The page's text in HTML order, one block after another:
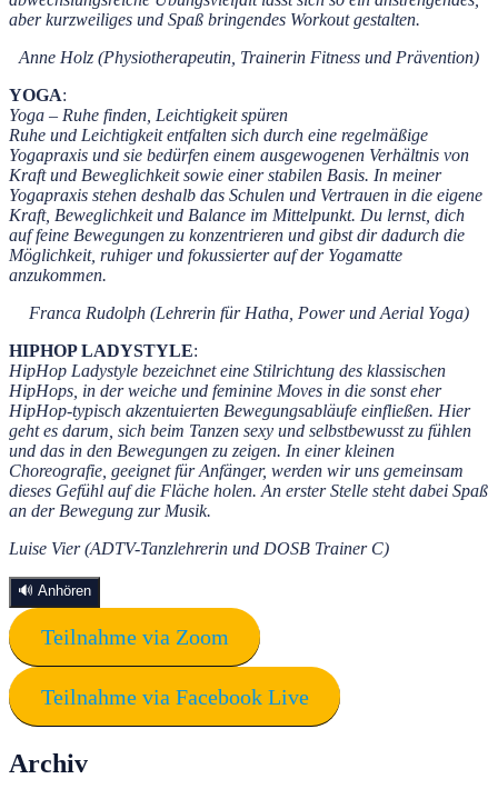
aber kurzweiliges und Spaß bringendes Workout gestalten.
Anne Holz (Physiotherapeutin, Trainerin Fitness und Prävention)
YOGA:
Yoga – Ruhe finden, Leichtigkeit spüren
Ruhe und Leichtigkeit entfalten sich durch eine regelmäßige
Yogapraxis und sie bedürfen einem ausgewogenen Verhältnis von
Kraft und Beweglichkeit sowie einer stabilen Basis. In meiner
Yogapraxis stehen deshalb das Schulen und Vertrauen in die eigene
Kraft, Beweglichkeit und Balance im Mittelpunkt. Du lernst, dich
auf feine Bewegungen zu konzentrieren und gibst dir dadurch die
Möglichkeit, ruhiger und fokussierter auf der Yogamatte
anzukommen.
Franca Rudolph (Lehrerin für Hatha, Power und Aerial Yoga)
HIPHOP LADYSTYLE:
HipHop Ladystyle bezeichnet eine Stilrichtung des klassischen
HipHops, in der weiche und feminine Moves in die sonst eher
HipHop-typisch akzentuierten Bewegungsabläufe einfließen. Hier
geht es darum, sich beim Tanzen sexy und selbstbewusst zu fühlen
und das in den Bewegungen zu zeigen. In einer kleinen
Choreografie, geeignet für Anfänger, werden wir uns gemeinsam
dieses Gefühl auf die Fläche holen. An erster Stelle steht dabei Spaß
an der Bewegung zur Musik.
Luise Vier (ADTV-Tanzlehrerin und DOSB Trainer C)
🔊 Anhören
Teilnahme via Zoom
Teilnahme via Facebook Live
Archiv